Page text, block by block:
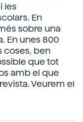
les
En
sobre una
En unes 800
coses, ben
que tot
amb el que
Veurem el